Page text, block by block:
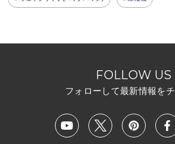
FOLLOW US
フォローして最新情報を